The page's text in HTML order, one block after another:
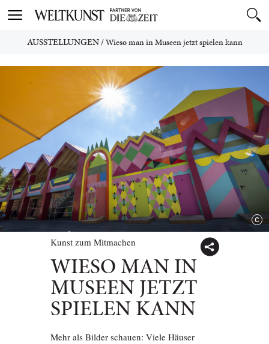
Toggle
AUSSTELLUNGEN/Wieso man in Museen jetzt spielen kann
Kunst zum Mitmachen
WIESO MAN IN
MUSEEN JETZT
SPIELEN KANN
Mehr als Bilder schauen: Viele Häuser